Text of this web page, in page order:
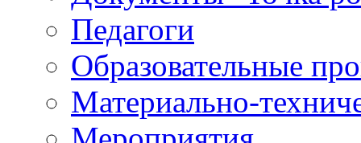
Педагоги
Образовательные
Материально-